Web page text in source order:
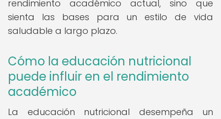
rendimiento académico actual, sino que
sienta las bases para un estilo de vida
saludable a largo plazo.
Cómo la educación nutricional
puede influir en el rendimiento
académico
La educación nutricional desempeña un